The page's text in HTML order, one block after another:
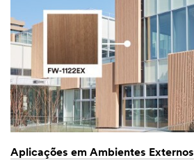
Aplicações em Ambientes Externos